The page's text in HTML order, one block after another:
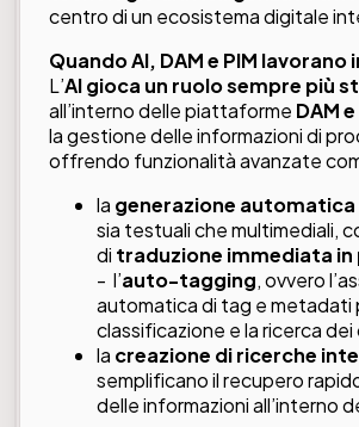
centro di un ecosistema digitale
Quando AI, DAM e PIM lavorano
L’AI gioca un ruolo sempre più
all’interno delle piattaforme DAM e
la gestione delle informazioni di
offrendo funzionalità avanzate
la generazione
sia testuali che multimediali,
di traduzione immediata in
- l’auto-tagging, ovvero
automatica di tag e metadati
classificazione e la ricerca
la creazione di ricerche
semplificano il recupero
delle informazioni all’interno